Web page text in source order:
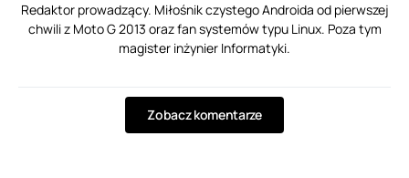
Redaktor prowadzący. Miłośnik czystego Androida od pierwszej
chwili z Moto G 2013 oraz fan systemów typu Linux. Poza tym
magister inżynier Informatyki.
Zobacz komentarze